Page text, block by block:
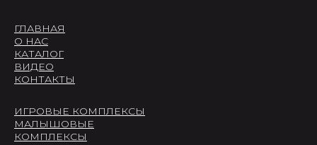
ГЛАВНАЯ
ИГРОВЫЕ КОМПЛЕКСЫ
О НАС
КАТАЛОГ
ВИДЕО
КОНТАКТЫ
МАЛЫШОВЫЕ
КОМПЛЕКСЫ